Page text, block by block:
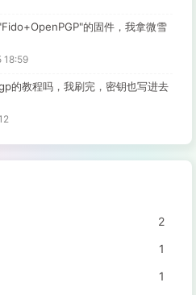
的固件，我拿微雪
18:59
的教程吗，我刷完，密钥也写进去
2
1
1